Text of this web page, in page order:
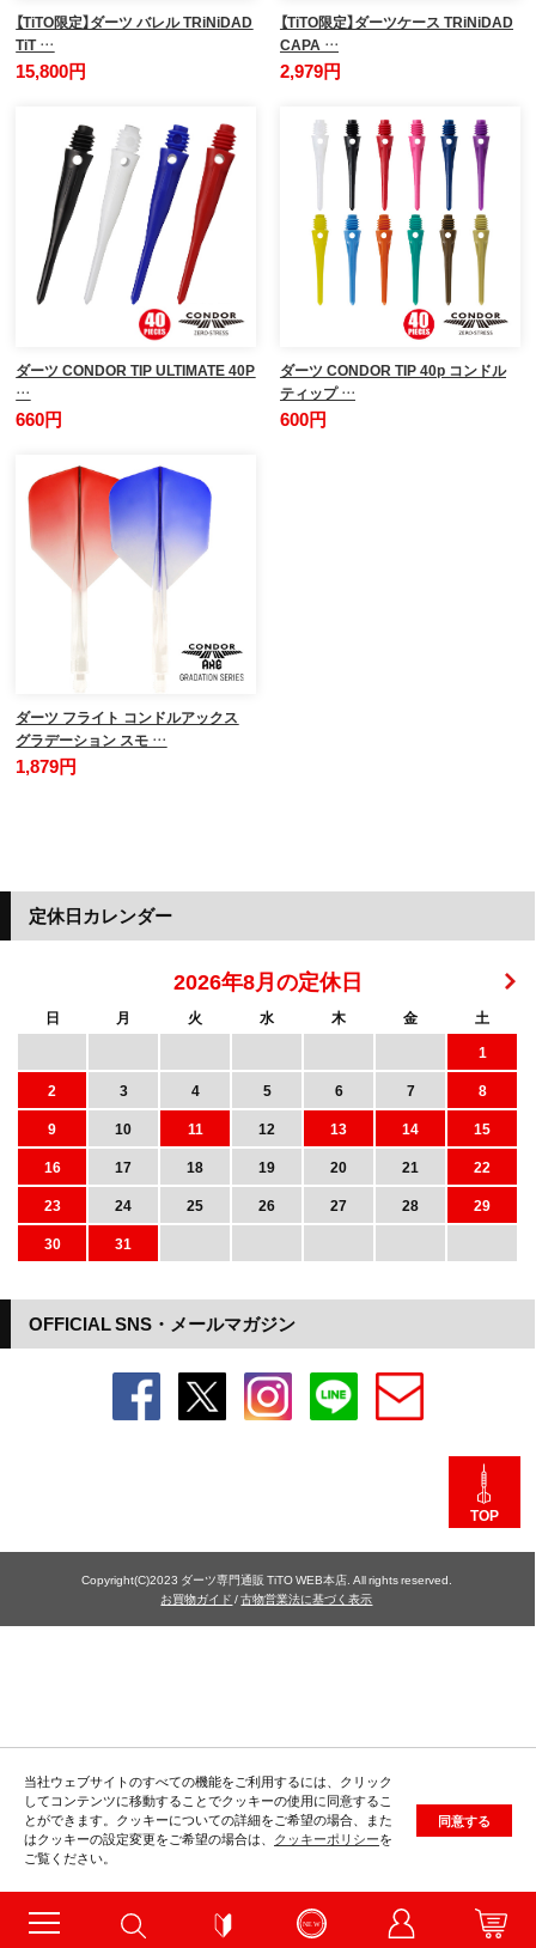
【TiTO限定】ダーツ バレル TRiNiDAD
TiT …
15,800円
【TiTO限定】ダーツケース TRiNiDAD
CAPA …
2,979円
ダーツ CONDOR TIP ULTIMATE 40P
…
660円
ダーツ CONDOR TIP 40p コンドル
ティップ …
600円
ダーツ フライト コンドルアックス
グラデーション スモ …
1,879円
当社ウェブサイトのすべての機能をご利用するには、クリック
してコンテンツに移動することでクッキーの使用に同意するこ
とができます。クッキーについての詳細をご希望の場合、また
はクッキーの設定変更をご希望の場合は、 クッキーポリシーを
ご覧ください。
同意する
OFFICIAL SNS・メールマガジン
定休日カレンダー
2026年8月の定休日
日 月 火 水 木 金
土
1
2
3 4 5 6 7
8
9
10 11 12 13 14
15
16
17 18 19 20 21
22
23
24 25 26 27 28
29
30
31
TOP
Copyright(C)2023 ダーツ専門通販 TiTO WEB本店. All rights reserved.
お買物ガイド /古物営業法に基づく表示